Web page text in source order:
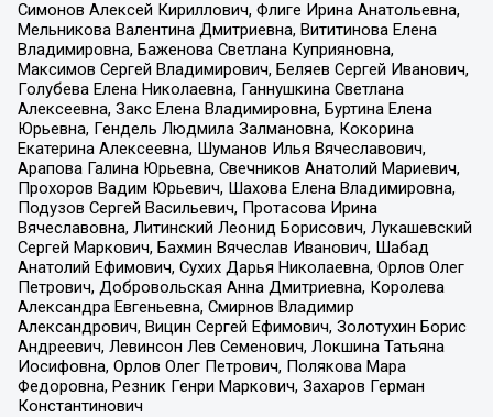
Симонов Алексей Кириллович, Флиге Ирина Анатольевна,
Мельникова Валентина Дмитриевна, Вититинова Елена
Владимировна, Баженова Светлана Куприяновна,
Максимов Сергей Владимирович, Беляев Сергей Иванович,
Голубева Елена Николаевна, Ганнушкина Светлана
Алексеевна, Закс Елена Владимировна, Буртина Елена
Юрьевна, Гендель Людмила Залмановна, Кокорина
Екатерина Алексеевна, Шуманов Илья Вячеславович,
Арапова Галина Юрьевна, Свечников Анатолий Мариевич,
Прохоров Вадим Юрьевич, Шахова Елена Владимировна,
Подузов Сергей Васильевич, Протасова Ирина
Вячеславовна, Литинский Леонид Борисович, Лукашевский
Сергей Маркович, Бахмин Вячеслав Иванович, Шабад
Анатолий Ефимович, Сухих Дарья Николаевна, Орлов Олег
Петрович, Добровольская Анна Дмитриевна, Королева
Александра Евгеньевна, Смирнов Владимир
Александрович, Вицин Сергей Ефимович, Золотухин Борис
Андреевич, Левинсон Лев Семенович, Локшина Татьяна
Иосифовна, Орлов Олег Петрович, Полякова Мара
Федоровна, Резник Генри Маркович, Захаров Герман
Константинович